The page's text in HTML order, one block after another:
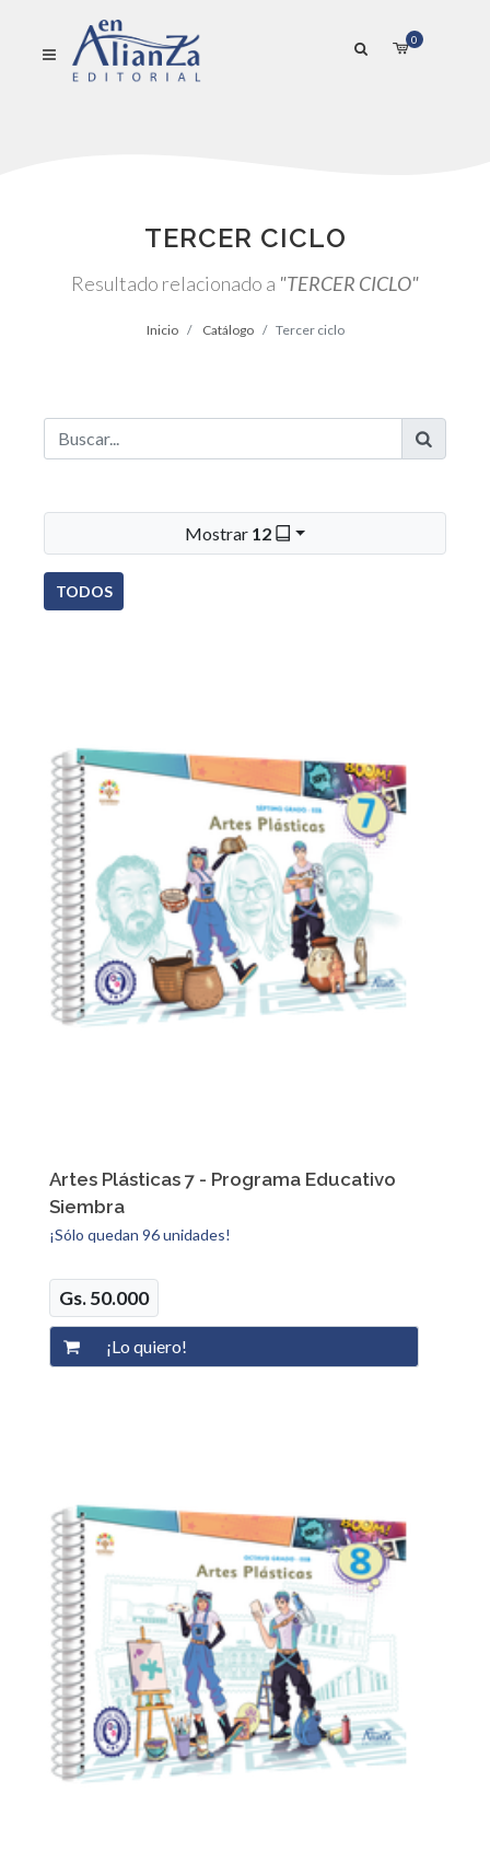
0
TERCER CICLO
Resultado relacionado a "TERCER CICLO"
Inicio Catálogo Tercer ciclo
Mostrar 12
TODOS
Artes Plásticas 7 - Programa Educativo
Siembra
¡Sólo quedan 96 unidades!
Gs. 50.000